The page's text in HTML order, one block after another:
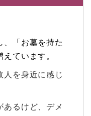
、「お墓を持た
ています。
人を身近に感じ
あるけど、デメ